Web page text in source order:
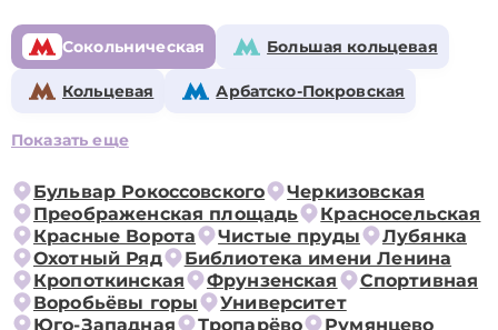
Сокольническая Большая кольцевая
Кольцевая Арбатско-Покровская
Показать еще
Бульвар Рокоссовского
Черкизовская
Преображенская площадь
Красносельская
Красные Ворота
Чистые пруды
Лубянка
Охотный Ряд
Библиотека имени Ленина
Кропоткинская
Фрунзенская
Спортивная
Воробьёвы горы
Университет
Юго-Западная
Тропарёво
Румянцево